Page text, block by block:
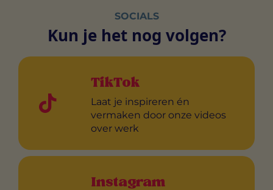
SOCIALS
Kun je het nog volgen?
TikTok
Laat je inspireren én
vermaken door onze videos
over werk
Instagram